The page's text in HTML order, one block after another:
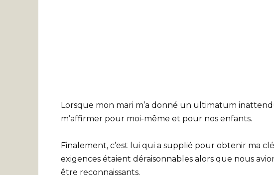
Lorsque mon mari m’a donné un ultimatum
m’affirmer pour moi-même et pour nos enfants.
Finalement, c’est lui qui a supplié pour obtenir ma
exigences étaient déraisonnables alors que nous
être reconnaissants.